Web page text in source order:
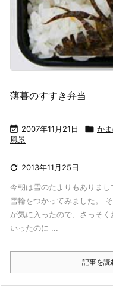
薄暮のすすき弁当
 2007年11月21日  か
風景
 2013年11月25日
今朝は雪のたよりもありま
雪輪をつかってみました。
が気に入ったので、さっそ
いったのに ...
記事を読